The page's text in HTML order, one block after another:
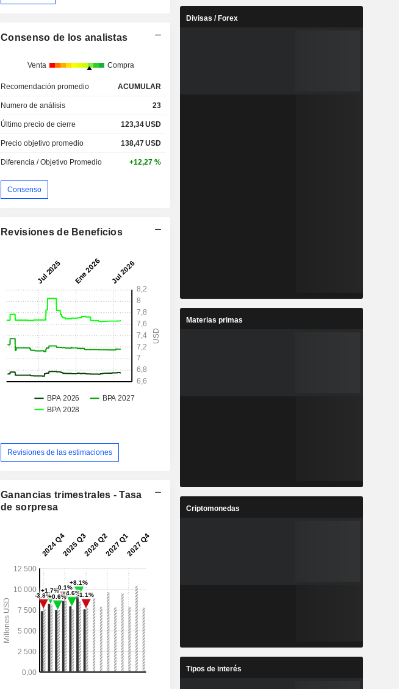
Consenso de los analistas
Venta Compra
Recomendación promedio ACUMULAR
Numero de análisis 23
Último precio de cierre 123,34USD
Precio objetivo promedio 138,47USD
Diferencia / Objetivo Promedio +12,27 %
Consenso
Revisiones de Beneficios
Revisiones de las estimaciones
Ganancias trimestrales - Tasa
de sorpresa
Divisas / Forex
Materias primas
Criptomonedas
Tipos de interés